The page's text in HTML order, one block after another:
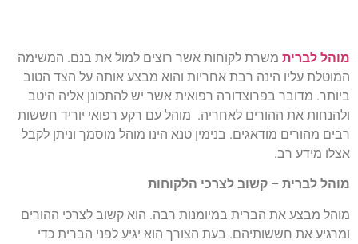
מוהל לברית משרת לקוחות אשר רוצים למול את בנם. המשימה
המוטלת עליו הינה רבת אחריות והוא מבצע אותה על הצד הטוב
ביותר. מדובר בפרוצדורה רפואית אשר יש להתכונן אליה היטב
ולהנחות את ההורים לאחריה. מוהל עם רקע רפואי יוריד חששות
רבים מהורים מודאגים. בנימין טנא הינו מוהל מוסמך וניתן לקבל
אצלו מידע רב.
מוהל לברית – קשוב לצרכי הלקוחות
מוהל מבצע את הברית במיומנות רבה. הוא קשוב לצרכי ההורים
ומרגיע את חששותיהם. בעת הצורך הוא יגיע לפני הברית כדי